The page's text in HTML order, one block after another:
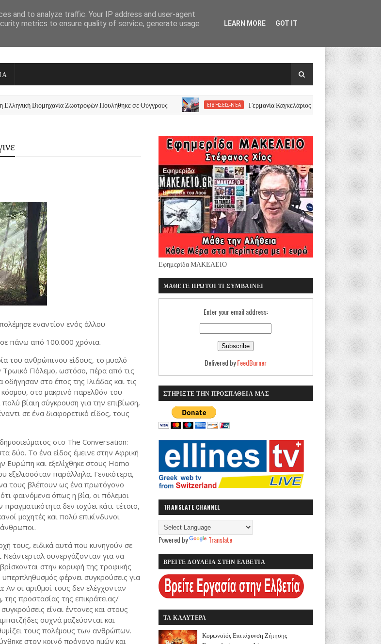
Βιομηχανία Ζωοτροφών Πουλήθηκε σε Ούγγρους ΕΙΔΉΣΕΙΣ-ΝΈΑ Γερμανία Καγκελάριος Μέρτς προειδοποιεί για AfD στην
εναντίον ενός άλλου
πάνω από 100.000 χρόνια.
του ανθρώπινου είδους, το μυαλό
Πόλεμο, ωστόσο, πέρα από τις
στο έπος της Ιλιάδας και τις
στο μακρινό παρελθόν του
βίαιη σύγκρουση για την επιβίωση,
σε ένα διαφορετικό είδος, τους
στο The Conversation:
δύο. Το ένα είδος έμεινε στην Αφρική
Ευρώπη και εξελίχθηκε στους Homo
παράλληλα. Γενικότερα,
τους βλέπουν ως ένα πρωτόγονο
φαινόμενα όπως η βία, οι πόλεμοι
δεν ισχύει κάτι τέτοιο,
μαχητές και πολύ επικίνδυνοι
τους, ειδικά αυτά που κυνηγούν σε
Νεάντερταλ συνεργάζονταν για να
στην κορυφή της τροφικής
φέρνει συγκρούσεις για
οι αριθμοί τους δεν ελέγχονταν
προστασίας της επικράτειας/
είναι έντονες και στους
συχνά μαζεύονται και
τους πολέμους των ανθρώπων.
στον κοινό πρόγονο ημών και
Εφημερίδα ΜΑΚΕΛΕΙΟ
ΜΑΘΕΤΕ ΠΡΩΤΟΙ ΤΙ ΣΥΜΒΑΙΝΕΙ
Enter your email address:
Delivered byFeedBurner
ΣΤΗΡΙΞΤΕ ΤΗΝ ΠΡΟΣΠΑΘΕΙΑ ΜΑΣ
TRANSLATE CHANNEL
Powered by Translate
ΒΡΕΙΤΕ ΔΟΥΛΕΙΑ ΣΤΗΝ ΕΛΒΕΤΙΑ
ΤΑ ΚΑΛΥΤΕΡΑ
Κορωνοϊός Επιτάχυνση Ζήτησης
and to analyze traffic. Your IP address and user-agent
metrics to ensure quality of service, generate usage
LEARN MORE GOT IT